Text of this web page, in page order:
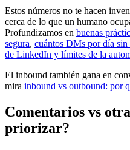
Estos números no te hacen
cerca de lo que un humano
Profundizamos en buenas
segura, cuántos DMs por día sin
de LinkedIn y límites de la
El inbound también gana en
mira inbound vs outbound: por
Comentarios vs
priorizar?